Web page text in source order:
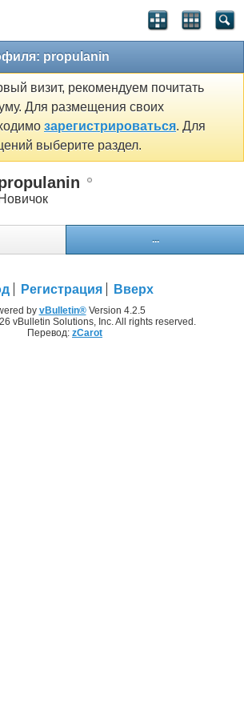
propulanin
визит, рекомендуем почитать
Для размещения своих
зарегистрироваться. Для
выберите раздел.
Новичок
...
Регистрация Вверх
by vBulletin®Version 4.2.5
vBulletin Solutions, Inc. All rights reserved.
Перевод: zCarot